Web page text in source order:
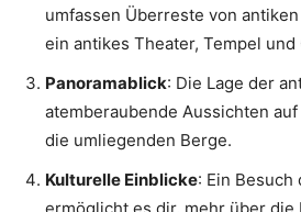
umfassen Überreste von
ein antikes Theater, Tempel und
Panoramablick: Die Lage der
atemberaubende Aussichten
die umliegenden Berge.
Kulturelle Einblicke: Ein